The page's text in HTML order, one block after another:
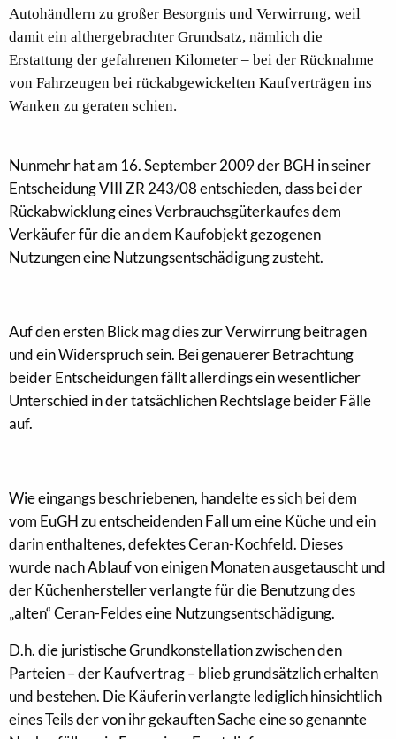
Autohändlern zu großer Besorgnis und Verwirrung, weil
damit ein althergebrachter Grundsatz, nämlich die
Erstattung der gefahrenen Kilometer – bei der Rücknahme
von Fahrzeugen bei rückabgewickelten Kaufverträgen ins
Wanken zu geraten schien.
Nunmehr hat am 16. September 2009 der BGH in seiner
Entscheidung VIII ZR 243/08 entschieden, dass bei der
Rückabwicklung eines Verbrauchsgüterkaufes dem
Verkäufer für die an dem Kaufobjekt gezogenen
Nutzungen eine Nutzungsentschädigung zusteht.
Auf den ersten Blick mag dies zur Verwirrung beitragen
und ein Widerspruch sein. Bei genauerer Betrachtung
beider Entscheidungen fällt allerdings ein wesentlicher
Unterschied in der tatsächlichen Rechtslage beider Fälle
auf.
Wie eingangs beschriebenen, handelte es sich bei dem
vom EuGH zu entscheidenden Fall um eine Küche und ein
darin enthaltenes, defektes Ceran-Kochfeld. Dieses
wurde nach Ablauf von einigen Monaten ausgetauscht und
der Küchenhersteller verlangte für die Benutzung des
„alten“ Ceran-Feldes eine Nutzungsentschädigung.
D.h. die juristische Grundkonstellation zwischen den
Parteien – der Kaufvertrag – blieb grundsätzlich erhalten
und bestehen. Die Käuferin verlangte lediglich hinsichtlich
eines Teils der von ihr gekauften Sache eine so genannte